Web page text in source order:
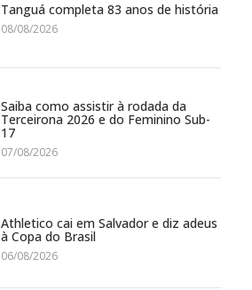
Tanguá completa 83 anos de história
08/08/2026
Saiba como assistir à rodada da
Terceirona 2026 e do Feminino Sub-
17
07/08/2026
Athletico cai em Salvador e diz adeus
à Copa do Brasil
06/08/2026